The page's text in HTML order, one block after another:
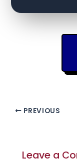
PREVIOUS
Leave a